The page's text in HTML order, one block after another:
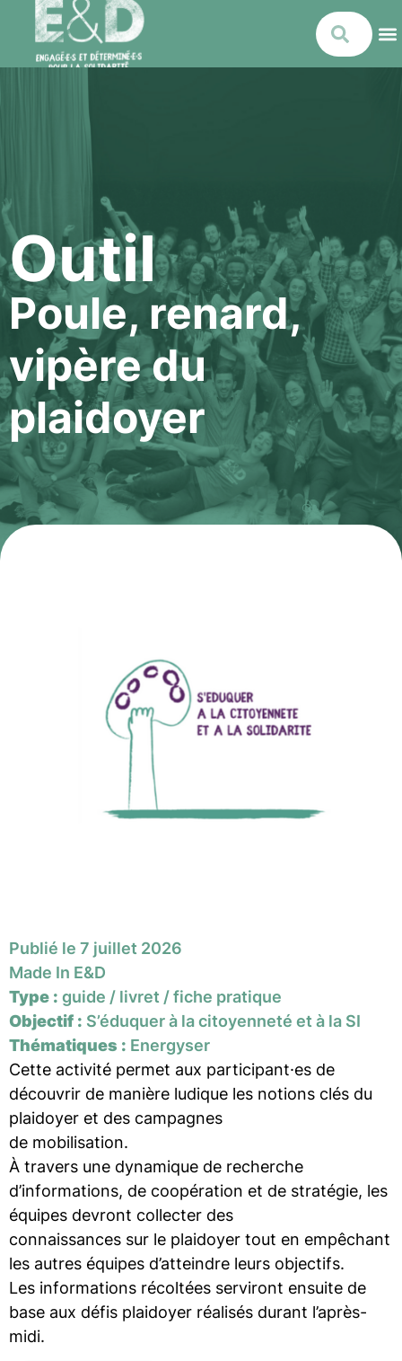
Outil
Poule, renard,
vipère du
plaidoyer
Publié le 7 juillet 2026
Made In E&D
Type : guide / livret / fiche pratique
Objectif : S’éduquer à la citoyenneté et à la SI
Thématiques : Energyser
Cette activité permet aux participant·es de
découvrir de manière ludique les notions clés du
plaidoyer et des campagnes
de mobilisation.
À travers une dynamique de recherche
d’informations, de coopération et de stratégie, les
équipes devront collecter des
connaissances sur le plaidoyer tout en empêchant
les autres équipes d’atteindre leurs objectifs.
Les informations récoltées serviront ensuite de
base aux défis plaidoyer réalisés durant l’après-
midi.